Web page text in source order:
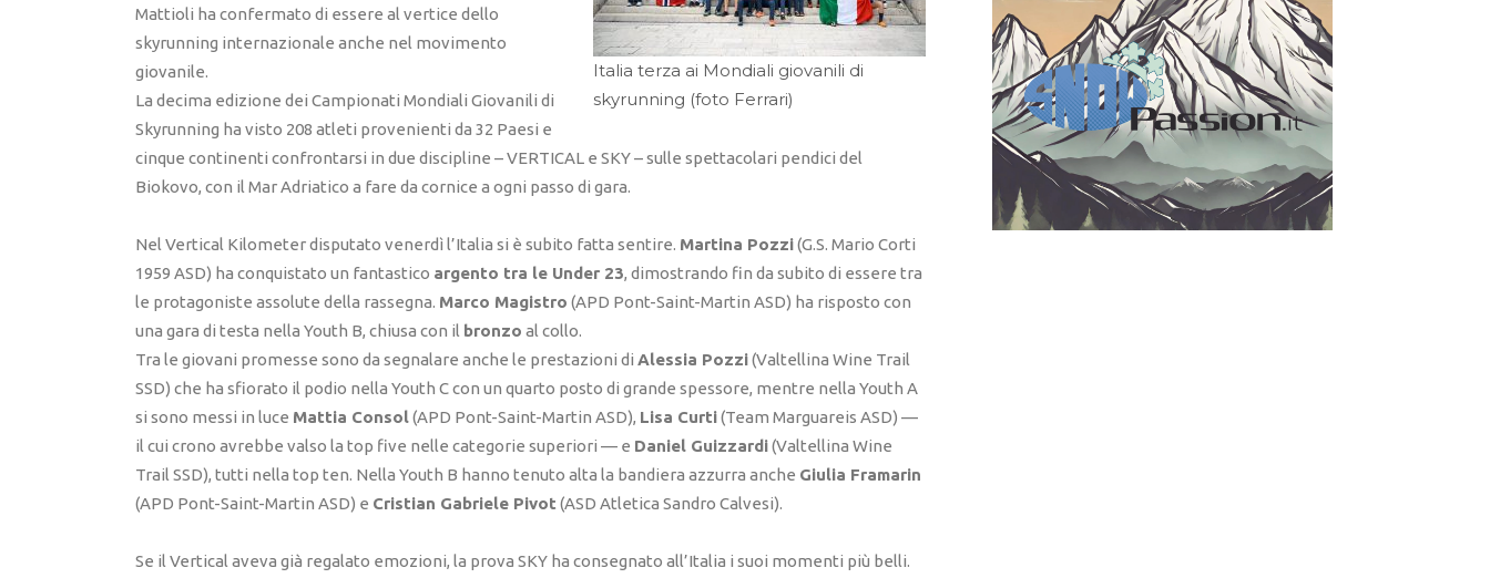
Italia terza ai Mondiali giovanili di
skyrunning (foto Ferrari)
Mattioli ha confermato di essere al vertice dello
skyrunning internazionale anche nel movimento
giovanile.
La decima edizione dei Campionati Mondiali Giovanili di
Skyrunning ha visto 208 atleti provenienti da 32 Paesi e
cinque continenti confrontarsi in due discipline – VERTICAL e SKY – sulle spettacolari pendici del
Biokovo, con il Mar Adriatico a fare da cornice a ogni passo di gara.
Nel Vertical Kilometer disputato venerdì l’Italia si è subito fatta sentire. Martina Pozzi(G.S. Mario Corti
1959 ASD) ha conquistato un fantastico argento tra le Under 23, dimostrando fin da subito di essere tra
le protagoniste assolute della rassegna. Marco Magistro (APD Pont-Saint-Martin ASD) ha risposto con
una gara di testa nella Youth B, chiusa con il bronzo al collo.
Tra le giovani promesse sono da segnalare anche le prestazioni di Alessia Pozzi(Valtellina Wine Trail
SSD) che ha sfiorato il podio nella Youth C con un quarto posto di grande spessore, mentre nella Youth A
si sono messi in luce Mattia Consol(APD Pont-Saint-Martin ASD), Lisa Curti(Team Marguareis ASD) —
il cui crono avrebbe valso la top five nelle categorie superiori — e Daniel Guizzardi(Valtellina Wine
Trail SSD), tutti nella top ten. Nella Youth B hanno tenuto alta la bandiera azzurra anche Giulia Framarin
(APD Pont-Saint-Martin ASD) e Cristian Gabriele Pivot (ASD Atletica Sandro Calvesi).
Se il Vertical aveva già regalato emozioni, la prova SKY ha consegnato all’Italia i suoi momenti più belli.